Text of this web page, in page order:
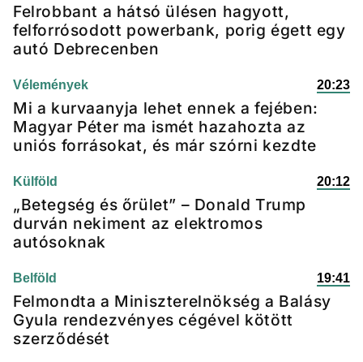
Felrobbant a hátsó ülésen hagyott,
felforrósodott powerbank, porig égett egy
autó Debrecenben
Vélemények 20:23
Mi a kurvaanyja lehet ennek a fejében:
Magyar Péter ma ismét hazahozta az
uniós forrásokat, és már szórni kezdte
Külföld 20:12
„Betegség és őrület” – Donald Trump
durván nekiment az elektromos
autósoknak
Belföld 19:41
Felmondta a Miniszterelnökség a Balásy
Gyula rendezvényes cégével kötött
szerződését